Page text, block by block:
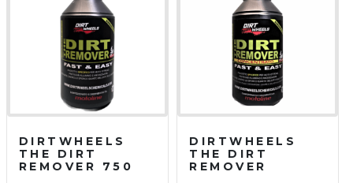
DIRTWHEELS
THE DIRT
REMOVER 750
DIRTWHEELS
THE DIRT
REMOVER